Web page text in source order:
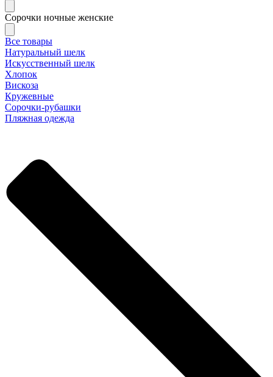
Сорочки ночные женские
Все товары
Натуральный шелк
Искусственный шелк
Хлопок
Вискоза
Кружевные
Сорочки-рубашки
Пляжная одежда